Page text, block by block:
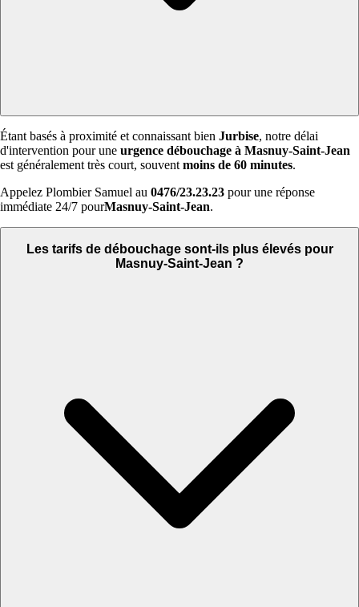
Étant basés à proximité et connaissant bien Jurbise, notre délai
d'intervention pour une urgence débouchage à Masnuy-Saint-Jean
est généralement très court, souvent moins de 60 minutes.
Appelez Plombier Samuel au 0476/23.23.23 pour une réponse
immédiate 24/7 pourMasnuy-Saint-Jean.
Les tarifs de débouchage sont-ils plus élevés pour
Masnuy-Saint-Jean ?